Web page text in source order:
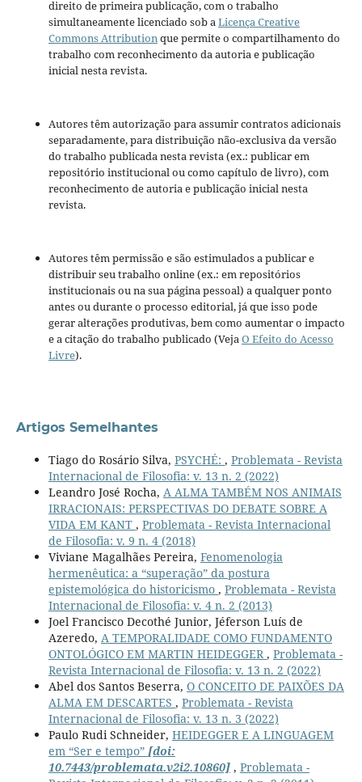
direito de primeira publicação, com o trabalho
simultaneamente licenciado sob aLicença Creative
Commons Attributionque permite o compartilhamento do
trabalho com reconhecimento da autoria e publicação
inicial nesta revista.
Autores têm autorização para assumir contratos adicionais
separadamente, para distribuição não-exclusiva da versão
do trabalho publicada nesta revista (ex.: publicar em
repositório institucional ou como capítulo de livro), com
reconhecimento de autoria e publicação inicial nesta
revista.
Autores têm permissão e são estimulados a publicar e
distribuir seu trabalho online (ex.: em repositórios
institucionais ou na sua página pessoal) a qualquer ponto
antes ou durante o processo editorial, já que isso pode
gerar alterações produtivas, bem como aumentar o impacto
e a citação do trabalho publicado (VejaO Efeito do Acesso
Livre).
Artigos Semelhantes
Tiago do Rosário Silva, PSYCHÉ: , Problemata - Revista
Internacional de Filosofia: v. 13 n. 2 (2022)
Leandro José Rocha, A ALMA TAMBÉM NOS ANIMAIS
IRRACIONAIS: PERSPECTIVAS DO DEBATE SOBRE A
VIDA EM KANT , Problemata - Revista Internacional
de Filosofia: v. 9 n. 4 (2018)
Viviane Magalhães Pereira, Fenomenologia
hermenêutica: a “superação” da postura
epistemológica do historicismo , Problemata - Revista
Internacional de Filosofia: v. 4 n. 2 (2013)
Joel Francisco Decothé Junior, Jéferson Luís de
Azeredo, A TEMPORALIDADE COMO FUNDAMENTO
ONTOLÓGICO EM MARTIN HEIDEGGER, Problemata -
Revista Internacional de Filosofia: v. 13 n. 2 (2022)
Abel dos Santos Beserra, O CONCEITO DE PAIXÕES DA
ALMA EM DESCARTES , Problemata - Revista
Internacional de Filosofia: v. 13 n. 3 (2022)
Paulo Rudi Schneider, HEIDEGGER E A LINGUAGEM
em “Ser e tempo” [doi:
10.7443/problemata.v2i2.10860], Problemata -